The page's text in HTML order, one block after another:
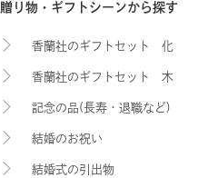
贈り物・ギフトシーンから探す
香蘭社のギフトセット 化
粧箱入り
香蘭社のギフトセット 木
箱入り
記念の品(長寿・退職など)
結婚のお祝い
結婚式の引出物